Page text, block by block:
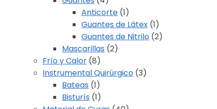
Anticorte (1)
Guantes de Látex (1)
Guantes de Nitrilo (2)
Mascarillas (2)
Frío y Calor (8)
Instrumental Quirúrgico (3)
Bateas (1)
Bisturís (1)